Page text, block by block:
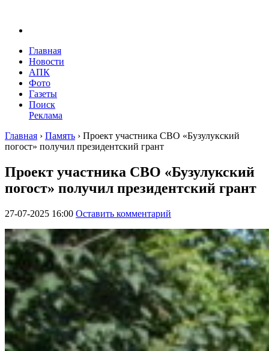
Главная
Новости
АПК
Фото
Газеты
Поиск
Реклама
Главная › Память › Проект участника СВО «Бузулукский
погост» получил президентский грант
Проект участника СВО «Бузулукский
погост» получил президентский грант
27-07-2025 16:00 Оставить комментарий